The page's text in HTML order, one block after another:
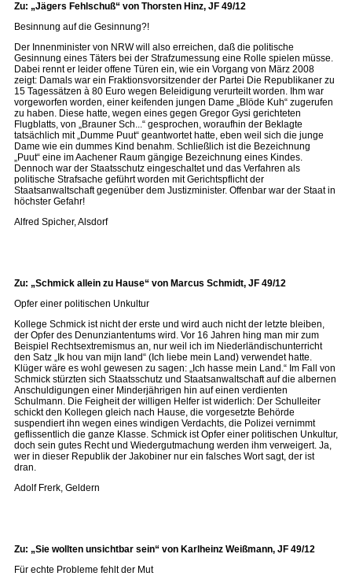
Zu: „Jägers Fehlschuß“ von Thorsten Hinz, JF 49/12
Besinnung auf die Gesinnung?!
Der Innenminister von NRW will also erreichen, daß die politische
Gesinnung eines Täters bei der Strafzumessung eine Rolle spielen müsse.
Dabei rennt er leider offene Türen ein, wie ein Vorgang von März 2008
zeigt: Damals war ein Fraktionsvorsitzender der Partei Die Republikaner zu
15 Tagessätzen à 80 Euro wegen Beleidigung verurteilt worden. Ihm war
vorgeworfen worden, einer keifenden jungen Dame „Blöde Kuh“ zugerufen
zu haben. Diese hatte, wegen eines gegen Gregor Gysi gerichteten
Flugblatts, von „Brauner Sch...“ gesprochen, woraufhin der Beklagte
tatsächlich mit „Dumme Puut“ geantwortet hatte, eben weil sich die junge
Dame wie ein dummes Kind benahm. Schließlich ist die Bezeichnung
„Puut“ eine im Aachener Raum gängige Bezeichnung eines Kindes.
Dennoch war der Staatsschutz eingeschaltet und das Verfahren als
politische Strafsache geführt worden mit Gerichtspflicht der
Staatsanwaltschaft gegenüber dem Justizminister. Offenbar war der Staat in
höchster Gefahr!
Alfred Spicher, Alsdorf
Zu: „Schmick allein zu Hause“ von Marcus Schmidt, JF 49/12
Opfer einer politischen Unkultur
Kollege Schmick ist nicht der erste und wird auch nicht der letzte bleiben,
der Opfer des Denunziantentums wird. Vor 16 Jahren hing man mir zum
Beispiel Rechtsextremismus an, nur weil ich im Niederländischunterricht
den Satz „Ik hou van mijn land“ (Ich liebe mein Land) verwendet hatte.
Klüger wäre es wohl gewesen zu sagen: „Ich hasse mein Land.“ Im Fall von
Schmick stürzten sich Staatsschutz und Staatsanwaltschaft auf die albernen
Anschuldigungen einer Minderjährigen hin auf einen verdienten
Schulmann. Die Feigheit der willigen Helfer ist widerlich: Der Schulleiter
schickt den Kollegen gleich nach Hause, die vorgesetzte Behörde
suspendiert ihn wegen eines windigen Verdachts, die Polizei vernimmt
geflissentlich die ganze Klasse. Schmick ist Opfer einer politischen Unkultur,
doch sein gutes Recht und Wiedergutmachung werden ihm verweigert. Ja,
wer in dieser Republik der Jakobiner nur ein falsches Wort sagt, der ist
dran.
Adolf Frerk, Geldern
Zu: „Sie wollten unsichtbar sein“ von Karlheinz Weißmann, JF 49/12
Für echte Probleme fehlt der Mut